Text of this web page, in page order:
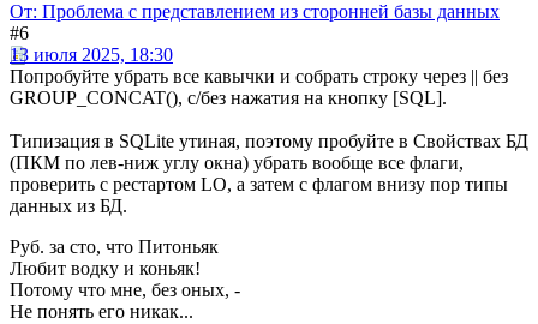
От: Проблема с представлением из сторонней базы данных
#6
13 июля 2025, 18:30
Попробуйте убрать все кавычки и собрать строку через || без
GROUP_CONCAT(), с/без нажатия на кнопку [SQL].
Типизация в SQLite утиная, поэтому пробуйте в Свойствах БД
(ПКМ по лев-ниж углу окна) убрать вообще все флаги,
проверить с рестартом LO, а затем с флагом внизу пор типы
данных из БД.
Руб. за сто, что Питоньяк
Любит водку и коньяк!
Потому что мне, без оных, -
Не понять его никак...